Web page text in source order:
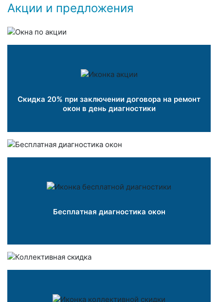
Акции и предложения
Скидка 20% при заключении договора на ремонт
окон в день диагностики
Бесплатная диагностика окон